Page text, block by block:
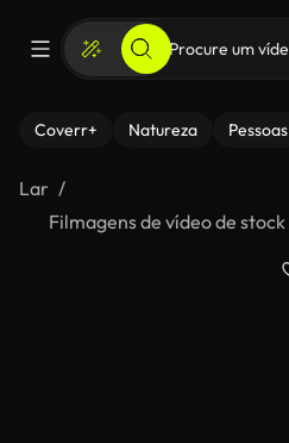
Coverr+ Natureza Pessoas
Lar
Filmagens de vídeo de stock